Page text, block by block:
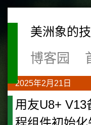
美洲象的
博客园
2025年2月21日
用友U8+